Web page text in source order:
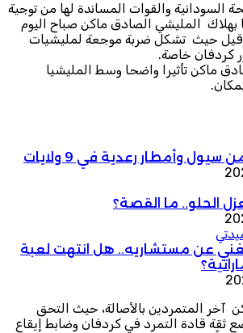
السودانية والقوات المساندة لها من توجية
بهلاك المليشي الصادق ماكن صباح اليوم
حيث تشكل ضربة موجعة لمليشيات
كردفان خاصة.
ماكن تأثيرا واضحا وسط المليشيا
سيول وأمطار رعدية في 9 ولايات
الحلو.. ما القصة؟
عن مستشاريه.. هل انتهت لعبة
آخر المتمردين بالأصالة، حيث التحق
ثقة قادة التمرد في كردفان وضابط إيقاع